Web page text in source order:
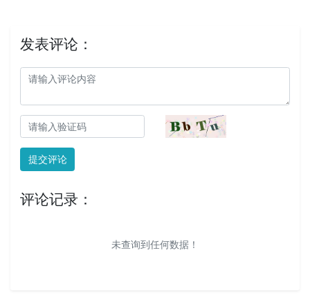
发表评论：
提交评论
评论记录：
未查询到任何数据！